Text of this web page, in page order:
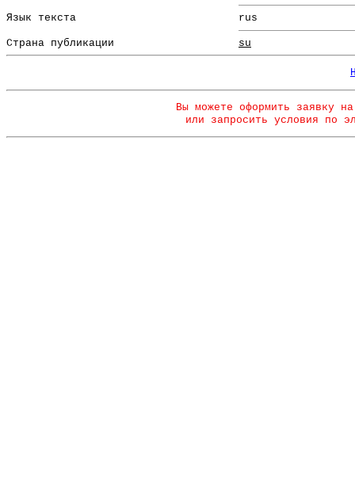
Язык текста rus
Страна публикации su
Вы можете оформить заявку
или запросить условия по